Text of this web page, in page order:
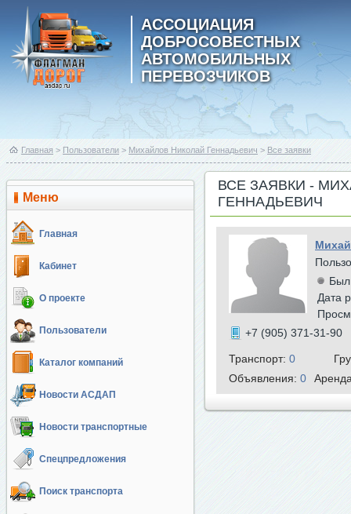
АССОЦИАЦИЯ
ДОБРОСОВЕСТНЫХ
АВТОМОБИЛЬНЫХ
ПЕРЕВОЗЧИКОВ
Главная > Пользователи > Михайлов Николай Геннадьевич > Все заявки
Меню
Главная
Кабинет
О проекте
Пользователи
Каталог компаний
Новости АСДАП
Новости транспортные
Спецпредложения
Поиск транспорта
ВСЕ ЗАЯВКИ -
ГЕННАДЬЕВИЧ
Был
Дата
+7 (905) 371-31-90
Транспорт: 0
Объявления: 0